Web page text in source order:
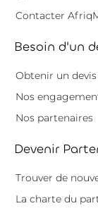
Contacter
Besoin d'un
Obtenir un
Nos
Nos partenaires
Devenir
Trouver de
La charte du